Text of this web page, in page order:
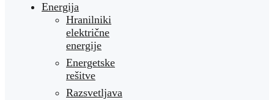
Energija
Hranilniki
električne
energije
Energetske
rešitve
Razsvetljava